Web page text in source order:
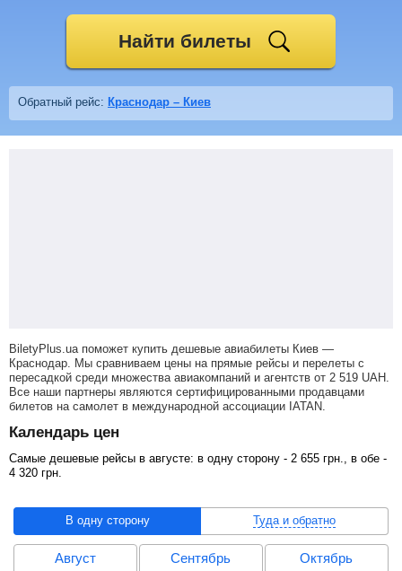
Найти билеты
Обратный рейс: Краснодар – Киев
BiletyPlus.ua поможет купить дешевые авиабилеты Киев —
Краснодар. Мы сравниваем цены на прямые рейсы и перелеты с
пересадкой среди множества авиакомпаний и агентств от 2 519 UAH
Все наши партнеры являются сертифицированными продавцами
билетов на самолет в международной ассоциации IATAN.
Календарь цен
Самые дешевые рейсы в августе: в одну сторону - 2 655 грн ., в обе -
4 320 грн
В одну сторону Туда и обратно
Август Сентябрь Октябрь